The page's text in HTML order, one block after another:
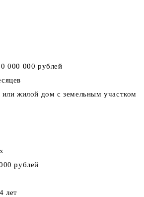
000 000 рублей
или жилой дом с земельным участком
рублей
лет